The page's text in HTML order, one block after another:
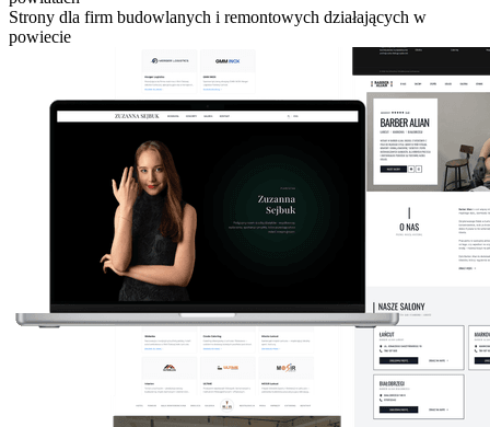
Strony dla firm budowlanych i remontowych działających w
powiecie